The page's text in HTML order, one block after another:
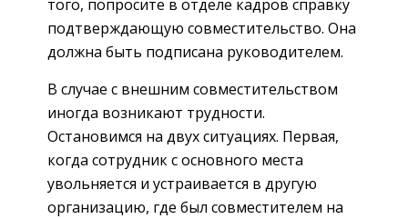
того, попросите в отделе кадров справку
подтверждающую совместительство. Она
должна быть подписана руководителем.
В случае с внешним совместительством
иногда возникают трудности.
Остановимся на двух ситуациях. Первая,
когда сотрудник с основного места
увольняется и устраивается в другую
организацию, где был совместителем на